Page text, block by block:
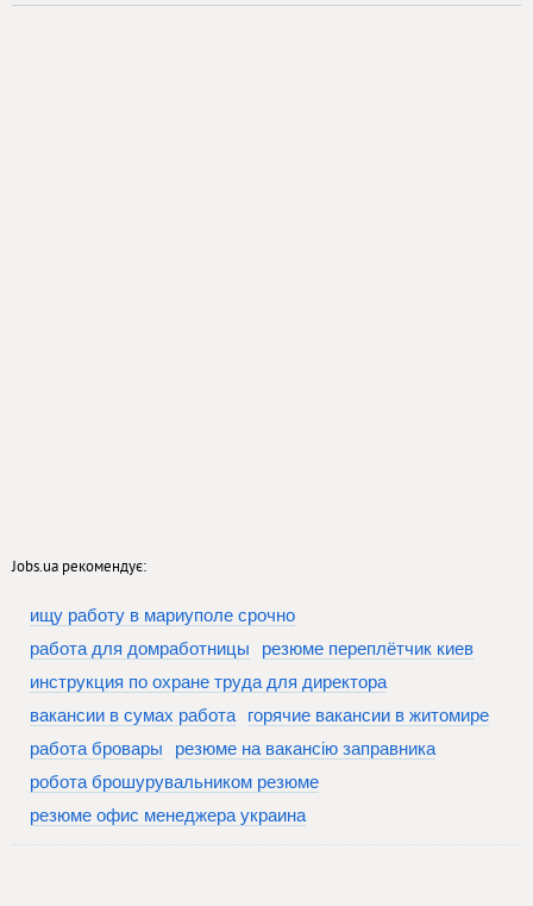
Jobs.ua рекомендує:
ищу работу в мариуполе срочно
работа для домработницы
резюме переплётчик киев
инструкция по охране труда для директора
вакансии в сумах работа
горячие вакансии в житомире
работа бровары
резюме на вакансію заправника
робота брошурувальником резюме
резюме офис менеджера украина